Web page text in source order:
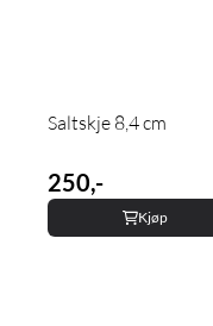
Saltskje 8,4 cm
250,-
Kjøp